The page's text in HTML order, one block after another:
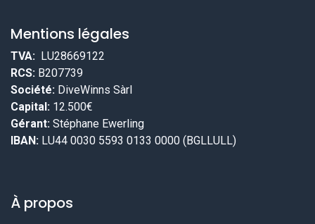
Mentions légales
TVA: LU28669122
RCS: B207739
Société: DiveWinns Sàrl
Capital: 12.500€
Gérant: Stéphane Ewerling
IBAN: LU44 0030 5593 0133 0000 (BGLLULL)
À propos